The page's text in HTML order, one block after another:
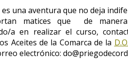
una aventura que no deja
matices que de
a en realizar el curso,
Aceites de la Comarca de la
electrónico: